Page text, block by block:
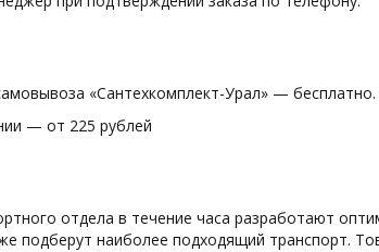
«Сантехкомплект-Урал» — бесплатно.
— от 225 рублей
отдела в течение часа разработают
подберут наиболее подходящий транспорт.